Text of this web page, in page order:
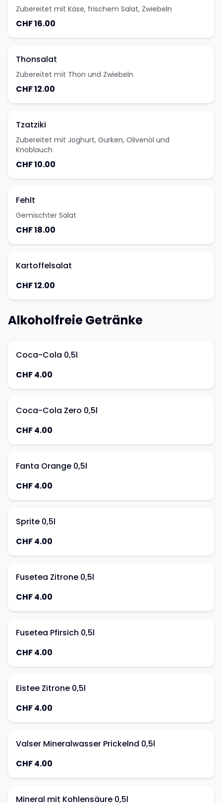
Zubereitet mit Käse, frischem Salat, Zwiebeln
CHF 16.00
Thonsalat
Zubereitet mit Thon und Zwiebeln
CHF 12.00
Tzatziki
Zubereitet mit Joghurt, Gurken, Olivenöl und
Knoblauch
CHF 10.00
Fehlt
Gemischter Salat
CHF 18.00
Kartoffelsalat
CHF 12.00
Alkoholfreie Getränke
Coca-Cola 0,5l
CHF 4.00
Coca-Cola Zero 0,5l
CHF 4.00
Fanta Orange 0,5l
CHF 4.00
Sprite 0,5l
CHF 4.00
Fusetea Zitrone 0,5l
CHF 4.00
Fusetea Pfirsich 0,5l
CHF 4.00
Eistee Zitrone 0,5l
CHF 4.00
Valser Mineralwasser Prickelnd 0,5l
CHF 4.00
Mineral mit Kohlensäure 0,5l